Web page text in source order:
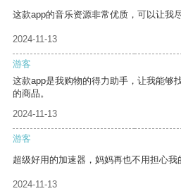
这款app的音乐资源非常优质，可以让我
2024-11-13
游客
这款app是我购物的得力助手，让我能够
的商品。
2024-11-13
游客
超级好用的加速器，妈妈再也不用担心我
2024-11-13